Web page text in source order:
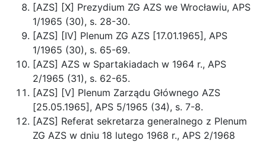
[AZS] [X] Prezydium ZG AZS we Wrocławiu, APS
1/1965 (30), s. 28-30.
[AZS] [IV] Plenum ZG AZS [17.01.1965], APS
1/1965 (30), s. 65-69.
[AZS] AZS w Spartakiadach w 1964 r., APS
2/1965 (31), s. 62-65.
[AZS] [V] Plenum Zarządu Głównego AZS
[25.05.1965], APS 5/1965 (34), s. 7-8.
[AZS] Referat sekretarza generalnego z Plenum
ZG AZS w dniu 18 lutego 1968 r., APS 2/1968